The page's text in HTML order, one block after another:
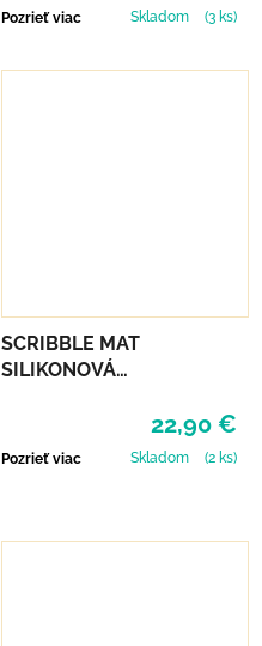
Pozrieť viac Skladom (3 ks)
SCRIBBLE MAT
SILIKONOVÁ
22,90 €
Pozrieť viac Skladom (2 ks)